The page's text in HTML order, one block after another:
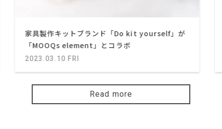
家具製作キットブランド「Do kit yourself」が
「MOOQs element」とコラボ
2023.03.10 FRI
Read more